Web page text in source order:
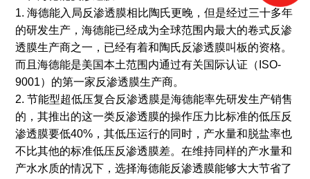
1. 海德能入局反渗透膜相比陶氏更晚，但是经过三十多年
的研发生产，海德能已经成为全球范围内最大的卷式反渗
透膜生产商之一，已经有着和陶氏反渗透膜叫板的资格。
而且海德能是美国本土范围内通过有关国际认证（ISO-
9001）的第一家反渗透膜生产商。
2. 节能型超低压复合反渗透膜是海德能率先研发生产销售
的，其推出的这一类反渗透膜的操作压力比标准的低压反
渗透膜要低40%，其低压运行的同时，产水量和脱盐率也
不比其他的标准低压反渗透膜差。在维持同样的产水量和
产水水质的情况下，选择海德能反渗透膜能够大大节省了